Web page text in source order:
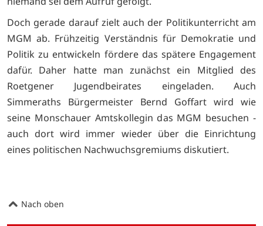
Doch gerade darauf zielt auch der Politikunterricht am
MGM ab. Frühzeitig Verständnis für Demokratie und
Politik zu entwickeln fördere das spätere Engagement
dafür. Daher hatte man zunächst ein Mitglied des
Roetgener Jugendbeirates eingeladen. Auch
Simmeraths Bürgermeister Bernd Goffart wird wie
seine Monschauer Amtskollegin das MGM besuchen -
auch dort wird immer wieder über die Einrichtung
eines politischen Nachwuchsgremiums diskutiert.
Nach oben